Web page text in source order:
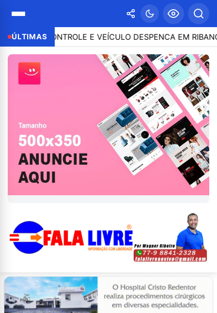
ÚLTIMAS
O CONTROLE E VEÍCULO DESPENCA EM RIBANCEIRA